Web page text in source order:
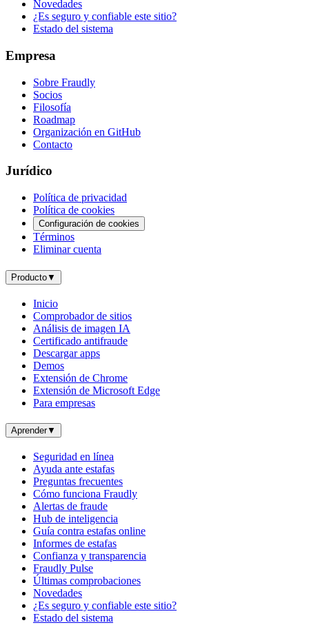
Novedades
¿Es seguro y confiable este sitio?
Estado del sistema
Empresa
Sobre Fraudly
Socios
Filosofía
Roadmap
Organización en GitHub
Contacto
Jurídico
Política de privacidad
Política de cookies
Configuración de cookies
Términos
Eliminar cuenta
Producto▼
Inicio
Comprobador de sitios
Análisis de imagen IA
Certificado antifraude
Descargar apps
Demos
Extensión de Chrome
Extensión de Microsoft Edge
Para empresas
Aprender▼
Seguridad en línea
Ayuda ante estafas
Preguntas frecuentes
Cómo funciona Fraudly
Alertas de fraude
Hub de inteligencia
Guía contra estafas online
Informes de estafas
Confianza y transparencia
Fraudly Pulse
Últimas comprobaciones
Novedades
¿Es seguro y confiable este sitio?
Estado del sistema